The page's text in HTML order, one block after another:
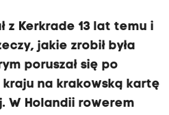
z Kerkrade 13 lat temu i
jakie zrobił była
poruszał się po
na krakowską kartę
W Holandii rowerem